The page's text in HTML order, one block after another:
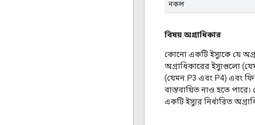
নকল
বিষয় অগ্রাধিকার
কোনো একটি ইস্যুকে যে
অগ্রাধিকারের ইস্যুগুলো
(যেমন P3 এবং P4) এবং
বাস্তবায়িত নাও হতে
একটি ইস্যুর নির্ধারিত